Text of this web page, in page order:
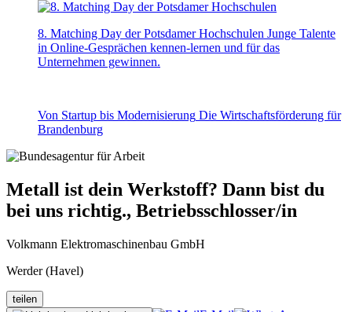
8. Matching Day der Potsdamer Hochschulen Junge Talente
in Online-Gesprächen kennen-lernen und für das
Unternehmen gewinnen.
Von Startup bis Modernisierung Die Wirtschaftsförderung für
Brandenburg
Metall ist dein Werkstoff? Dann bist du
bei uns richtig., Betriebsschlosser/in
Volkmann Elektromaschinenbau GmbH
Werder (Havel)
teilen